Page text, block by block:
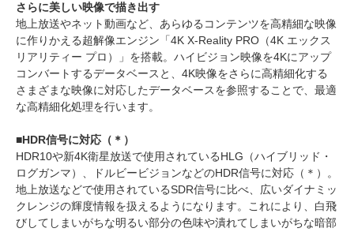
さらに美しい映像で描き出す
地上放送やネット動画など、あらゆるコンテンツを高精細な映像
に作りかえる超解像エンジン「4K X-Reality PRO（4K エックス
リアリティー プロ）」を搭載。ハイビジョン映像を4Kにアップ
コンバートするデータベースと、4K映像をさらに高精細化する
さまざまな映像に対応したデータベースを参照することで、最適
な高精細化処理を行います。
■HDR信号に対応（＊）
HDR10や新4K衛星放送で使用されているHLG（ハイブリッド・
ログガンマ）、ドルビービジョンなどのHDR信号に対応（＊）。
地上放送などで使用されているSDR信号に比べ、広いダイナミッ
クレンジの輝度情報を扱えるようになります。これにより、白飛
びしてしまいがちな明るい部分の色味や潰れてしまいがちな暗部